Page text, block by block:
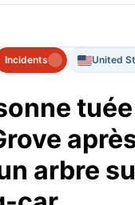
Incidents United
arbre